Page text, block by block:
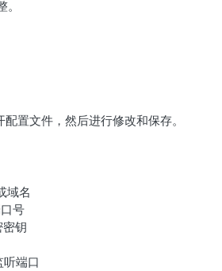
置文件，然后进行修改和保存。
域名
号
钥
端口